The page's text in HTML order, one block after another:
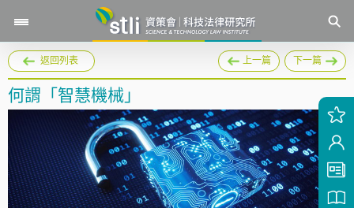
返回列表 上一篇 下一篇
何謂「智慧機械」